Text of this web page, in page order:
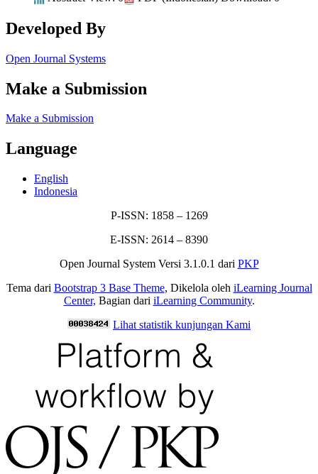
Developed By
Open Journal Systems
Make a Submission
Make a Submission
Language
English
Indonesia
P-ISSN: 1858 – 1269
E-ISSN: 2614 – 8390
Open Journal System Versi 3.1.0.1 dari PKP
Tema dari Bootstrap 3 Base Theme, Dikelola oleh iLearning Journal
Center, Bagian dari iLearning Community.
Lihat statistik kunjungan Kami